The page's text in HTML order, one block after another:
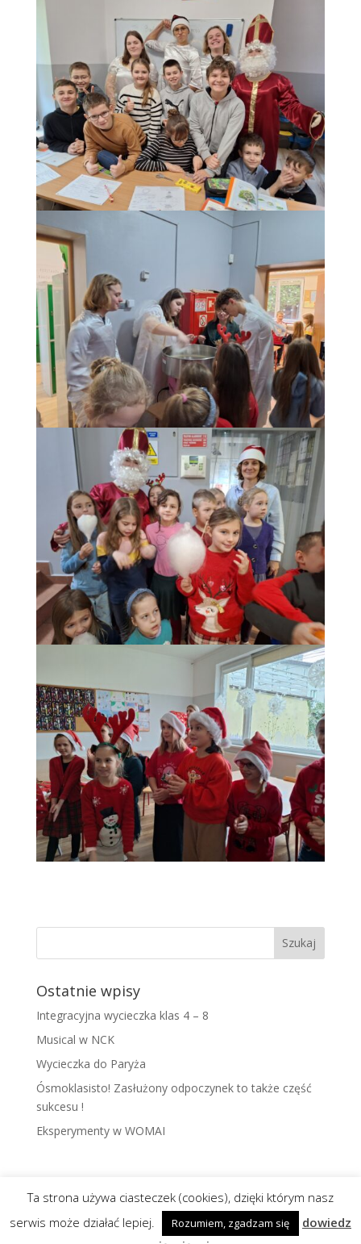
Ostatnie wpisy
Integracyjna wycieczka klas 4 – 8
Musical w NCK
Wycieczka do Paryża
Ósmoklasisto! Zasłużony odpoczynek to także część
sukcesu !
Eksperymenty w WOMAI
Realizacja i wsparcie:abami
Ta strona używa ciasteczek (cookies), dzięki którym nasz
serwis może działać lepiej.
Rozumiem, zgadzam się
dowiedz